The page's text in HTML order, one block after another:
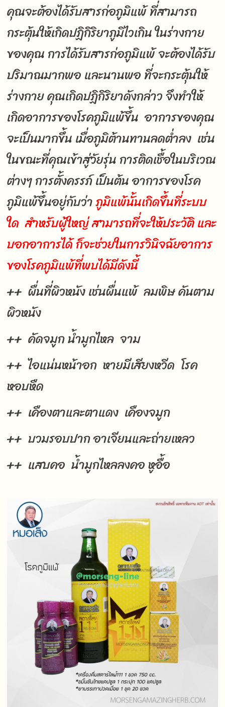
คุณจะต้องได้รับสารก่อภูมิแพ้ ที่สามารถ
กระตุ้นให้เกิดปฏิกิริยาภูมิไวเกิน ในร่างกาย
ของคุณ การได้รับสารก่อภูมิแพ้ จะต้องได้รับ
ปริมาณมากพอ และนานพอ ที่จะกระตุ้นให้
ร่างกาย คุณเกิดปฏิกิริยาดังกล่าว จึงทำให้
เกิดอาการของโรคภูมิแพ้ขึ้น อาการของคุณ
จะเป็นมากขึ้น เมื่อภูมิต้านทานลดต่ำลง เช่น
ในขณะที่คุณเข้าสู่วัยรุ่น การติดเชื้อในบริเวณ
ต่างๆ การตั้งครรภ์ เป็นต้น อาการของโรค
ภูมิแพ้ขึ้นอยู่กับว่าภูมิแพ้นั้นเกิดขึ้นที่ระบบ
ใด สำหรับผู้ใหญ่ สามารถที่จะให้ประวัติ และ
บอกอาการได้ ก็จะช่วยในการวินิจฉัยอาการ
ของโรคภูมิแพ้ที่พบได้มีดังนี้
++ ผื่นที่ผิวหนัง เช่นผื่นแพ้ ลมพิษ คันตาม
ผิวหนัง
++ คัดจมูก น้ำมูกไหล จาม
++ ไอแน่นหน้าอก หายมีเสียงหวีด โรค
หอบหืด
++ เคืองตาและตาแดง เคืองจมูก
++ บวมรอบปาก อาเจียนและถ่ายเหลว
++ แสบคอ น้ำมูกไหลลงคอ หูอื้อ